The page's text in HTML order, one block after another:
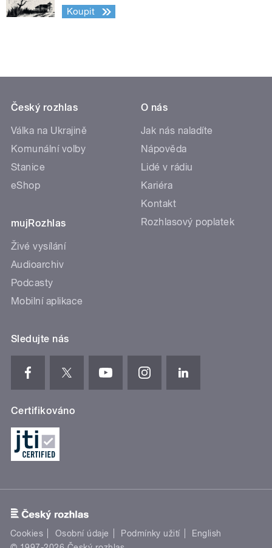
Koupit
Český rozhlas
Válka na Ukrajině
Komunální volby
Stanice
eShop
mujRozhlas
Živé vysílání
Audioarchiv
Podcasty
Mobilní aplikace
O nás
Jak nás naladíte
Nápověda
Lidé v rádiu
Kariéra
Kontakt
Rozhlasový poplatek
Sledujte nás
Certifikováno
Cookies Osobní údaje Podmínky užití
English